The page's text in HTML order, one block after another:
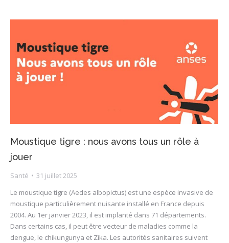
Moustique tigre : nous avons tous un rôle à
jouer
Santé
31 juillet 2025
Le moustique tigre (Aedes albopictus) est une espèce invasive de
moustique particulièrement nuisante installé en France depuis
2004. Au 1er janvier 2023, il est implanté dans 71 départements.
Dans certains cas, il peut être vecteur de maladies comme la
dengue, le chikungunya et Zika. Les autorités sanitaires suivent